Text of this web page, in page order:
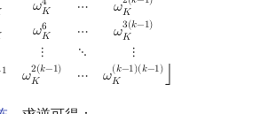
𝜔4
𝐾 ⋯ 𝜔2(𝑘−1)
𝐾
𝜔6
𝐾 ⋯ 𝜔3(𝑘−1)
𝐾
⋮ ⋱
⋮
1 𝜔2(𝑘−1)
𝐾
⋯ 𝜔(𝑘−1)(𝑘−1)
𝐾
⎦